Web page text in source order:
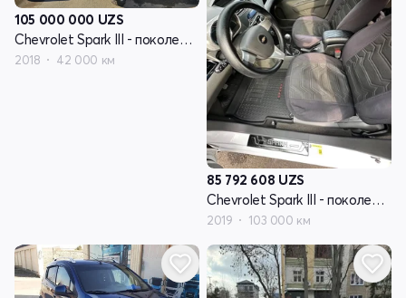
105 000 000 UZS
Chevrolet Spark III - поколение
2018 42 000 км
85 792 608 UZS
Chevrolet Spark III - поколение
2019 103 000 км